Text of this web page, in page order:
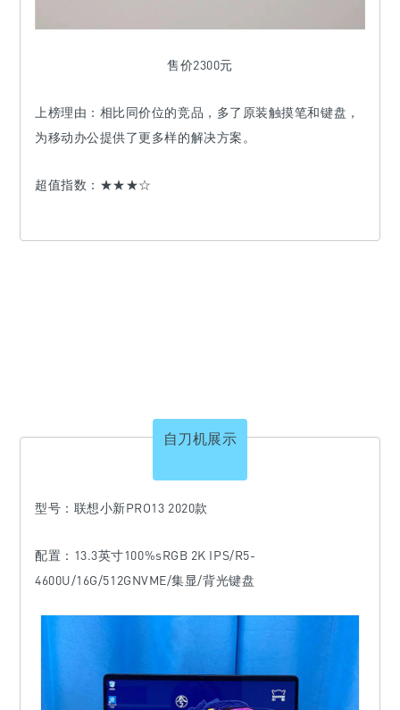
售价2300元
上榜理由： 相比同价位的竞品，多了原装触摸笔和键盘，
为移动办公提供了更多样的解决方案。
超值指数： ★★★☆
自刀机展示
型号：联想小新PRO13 2020款
配置：13.3英寸100%sRGB 2K IPS/R5-
4600U/16G/512GNVME/集显/背光键盘